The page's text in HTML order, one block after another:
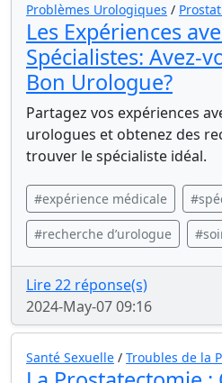
Problèmes Urologiques /
Les Expériences
Spécialistes: Avez-
Bon Urologue?
Partagez vos expériences
urologues et obtenez des
trouver le spécialiste idéal.
#expérience médicale
#recherche d’urologue
Lire 22 réponse(s)
2024-May-07 09:16
Santé Sexuelle / Troubles de la